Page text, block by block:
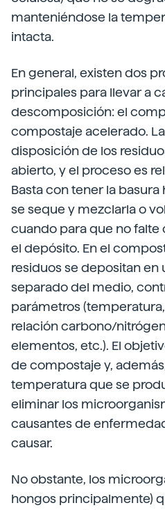
manteniéndose la
intacta.
En general, existen dos
principales para llevar a
descomposición: el
compostaje acelerado.
disposición de los
abierto, y el proceso es
Basta con tener la
se seque y mezclarla o
cuando para que no
el depósito. En el
residuos se depositan en
separado del medio,
parámetros
relación carbono/
elementos, etc.). El
de compostaje y,
temperatura que se
eliminar los
causantes de
causar.
No obstante, los
hongos principalmente)